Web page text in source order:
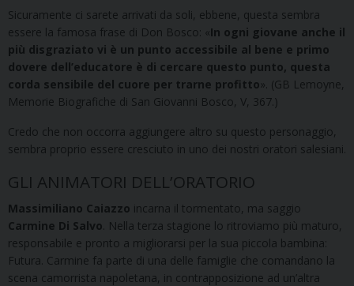
Sicuramente ci sarete arrivati da soli, ebbene, questa sembra
essere la famosa frase di Don Bosco: «In ogni giovane anche il
più disgraziato vi è un punto accessibile al bene e primo
dovere dell’educatore è di cercare questo punto, questa
corda sensibile del cuore per trarne profitto». (GB Lemoyne,
Memorie Biografiche di San Giovanni Bosco, V, 367.)
Credo che non occorra aggiungere altro su questo personaggio,
sembra proprio essere cresciuto in uno dei nostri oratori salesiani.
GLI ANIMATORI DELL’ORATORIO
Massimiliano Caiazzo incarna il tormentato, ma saggio
Carmine Di Salvo. Nella terza stagione lo ritroviamo più maturo,
responsabile e pronto a migliorarsi per la sua piccola bambina:
Futura. Carmine fa parte di una delle famiglie che comandano la
scena camorrista napoletana, in contrapposizione ad un’altra